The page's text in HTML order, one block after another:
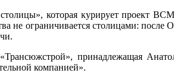
которая курирует проект
не ограничивается столицами:
принадлежащая
компанией».